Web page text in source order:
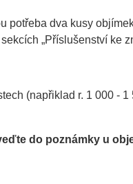
potřeba dva kusy
„Příslušenství ke
(napřiklad r. 1 000 -
do poznámky u